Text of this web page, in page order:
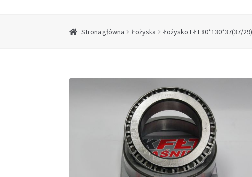
Strona główna Łożyska Łożysko FŁT 80*130*37(37/29)